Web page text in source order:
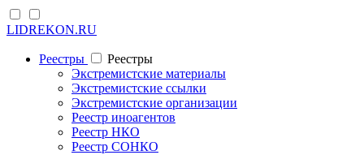
LIDREKON.RU
Реестры
Реестры
Экстремистские материалы
Экстремистские ссылки
Экстремистские организации
Реестр иноагентов
Реестр НКО
Реестр СОНКО